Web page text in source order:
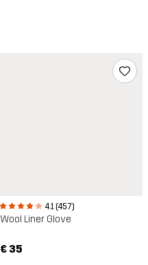
4.1 (457)
Wool Liner Glove
€ 35